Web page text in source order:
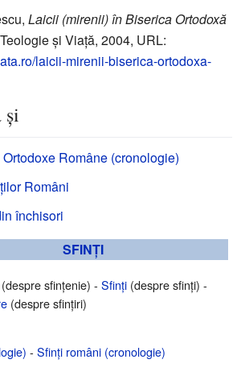
Laicii (mirenii) în Biserica Ortodoxă
și Viață, 2004, URL:
laicii-mirenii-biserica-ortodoxa-
și
Române (cronologie)
Români
închisori
SFINȚI
(despre sfințenie) - Sfinți (despre sfinți) -
(despre sfințiri)
- Sfinți români (cronologie)